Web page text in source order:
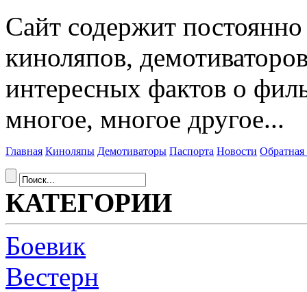
Сайт содержит
киноляпов,
интересных фактов о
многое, многое другое...
Главная Киноляпы Демотиваторы Паспорта Новости Обратная
КАТЕГОРИИ
Боевик
Вестерн